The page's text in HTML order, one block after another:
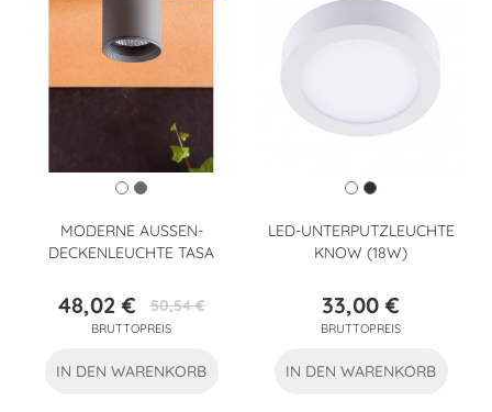
MODERNE AUSSEN-D
ECKENLEUCHTE TASA
Preis
48,02 €Verkaufspreis
50,54 €
BRUTTOPREIS
IN DEN WARENKORB
LED-UNTERPUTZLEUCHTE
KNOW (18W)
Preis
33,00 €
BRUTTOPREIS
IN DEN WARENKORB